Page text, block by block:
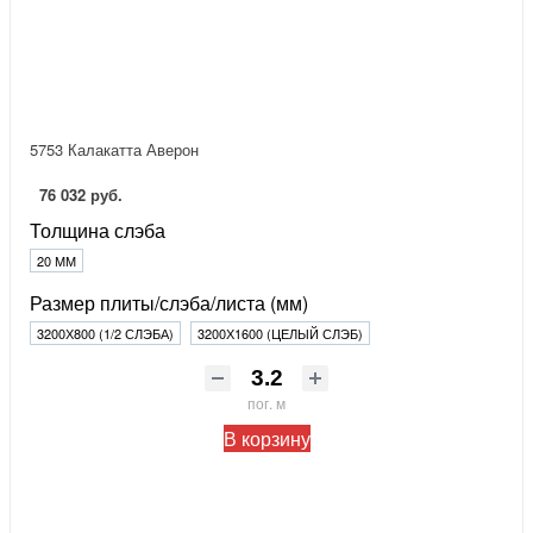
5753 Калакатта Аверон
76 032 руб.
Толщина слэба
20 ММ
Размер плиты/слэба/листа (мм)
3200Х800 (1/2 СЛЭБА) 3200Х1600 (ЦЕЛЫЙ СЛЭБ)
пог. м
В корзину